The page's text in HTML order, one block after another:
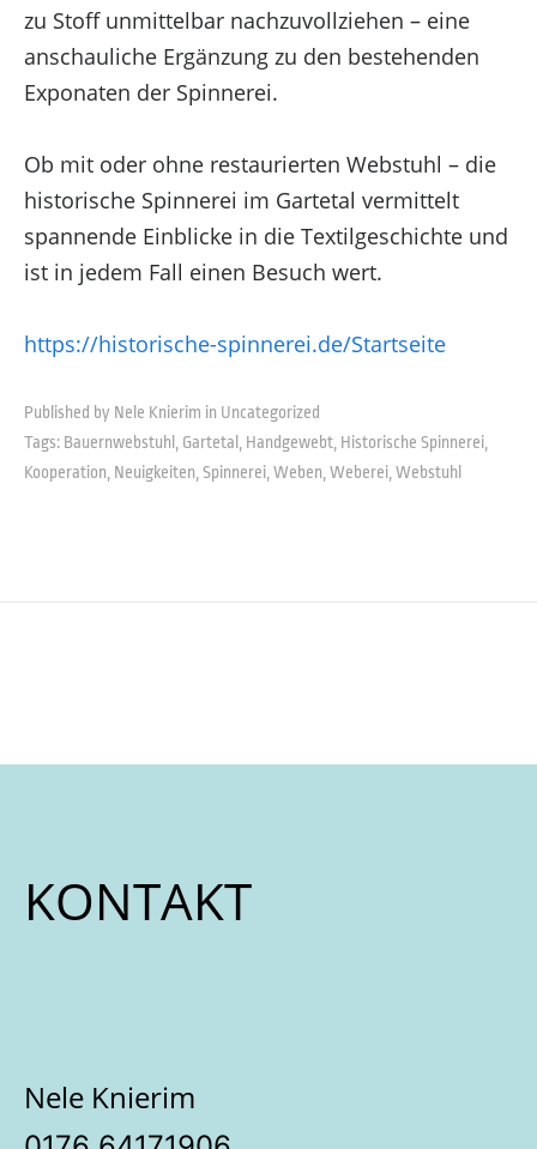
zu Stoff unmittelbar nachzuvollziehen – eine
anschauliche Ergänzung zu den bestehenden
Exponaten der Spinnerei.
Ob mit oder ohne restaurierten Webstuhl – die
historische Spinnerei im Gartetal vermittelt
spannende Einblicke in die Textilgeschichte und
ist in jedem Fall einen Besuch wert.
https://historische-spinnerei.de/Startseite
Published by Nele Knierim in Uncategorized
Tags: Bauernwebstuhl Gartetal Handgewebt, Historische Spinnerei,
Kooperation Neuigkeiten Spinnerei, Weben Weberei, Webstuhl
KONTAKT
Nele Knierim